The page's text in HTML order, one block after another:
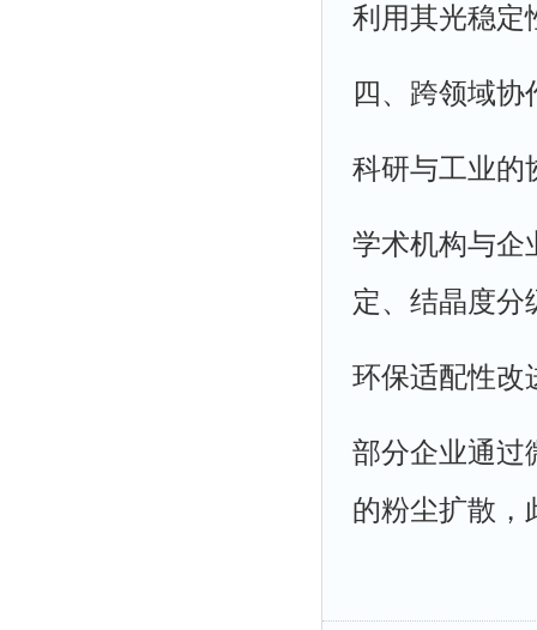
利用其光稳定
四、跨领域
科研与工业的
学术机构与企
定、结晶度分
环保适配性改
部分企业通过
的粉尘扩散，